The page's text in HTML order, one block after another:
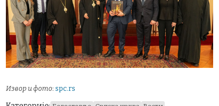
Извор и фото: spc.rs